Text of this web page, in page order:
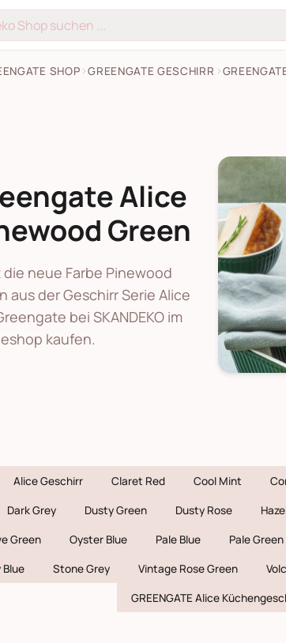
SHOP GREENGATE GESCHIRR
Alice
Green
neue Farbe Pinewood
aus der Geschirr Serie Alice
bei SKANDEKO im
kaufen.
Alice Geschirr Claret Red Cool Mint
Dark Grey
Dusty Green Dusty Rose
Green
Oyster Blue Pale Blue Pale Green
Blue
Stone Grey Vintage Rose Green
GREENGATE Alice